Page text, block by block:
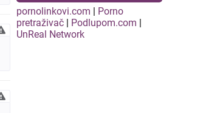
pornolinkovi.com | Porno
pretraživač | Podlupom.com |
UnReal Network